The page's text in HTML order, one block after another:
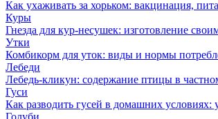
Как ухаживать за хорьком: вакцинация,
Куры
Гнезда для кур-несушек: изготовление
Утки
Комбикорм для уток: виды и нормы
Лебеди
Лебедь-кликун: содержание птицы в
Гуси
Как разводить гусей в домашних условиях:
Голуби